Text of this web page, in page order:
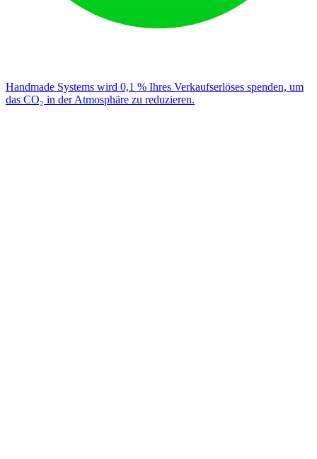
Handmade Systems wird 0,1 % Ihres Verkaufserlöses spenden, um
das CO₂ in der Atmosphäre zu reduzieren.